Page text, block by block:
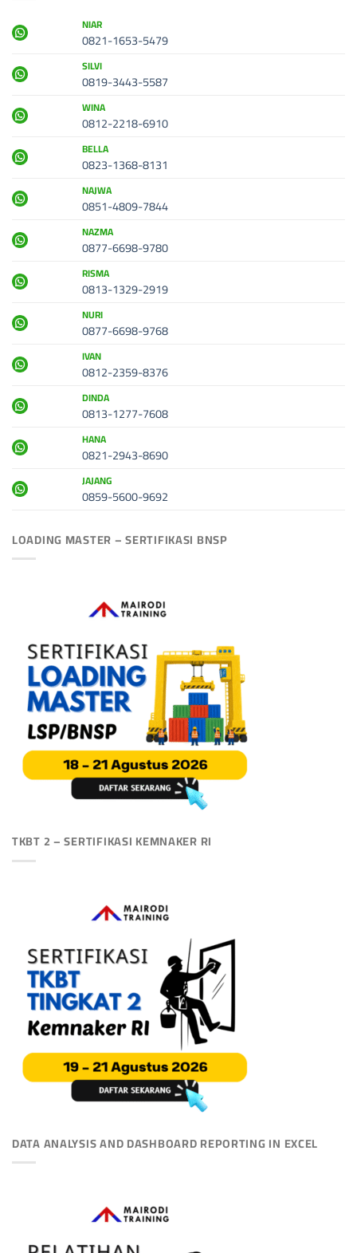
NIAR
0821-1653-5479
SILVI
0819-3443-5587
WINA
0812-2218-6910
BELLA
0823-1368-8131
NAJWA
0851-4809-7844
NAZMA
0877-6698-9780
RISMA
0813-1329-2919
NURI
0877-6698-9768
IVAN
0812-2359-8376
DINDA
0813-1277-7608
HANA
0821-2943-8690
JAJANG
0859-5600-9692
LOADING MASTER – SERTIFIKASI BNSP
TKBT 2 – SERTIFIKASI KEMNAKER RI
DATA ANALYSIS AND DASHBOARD REPORTING IN EXCEL